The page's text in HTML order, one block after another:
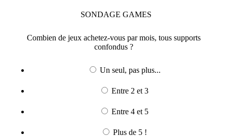
SONDAGE GAMES
Combien de jeux achetez-vous par mois, tous supports
confondus ?
Un seul, pas plus...
Entre 2 et 3
Entre 4 et 5
Plus de 5 !